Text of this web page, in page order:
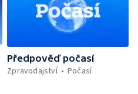
Předpověď počasí
Zpravodajství
Počasí